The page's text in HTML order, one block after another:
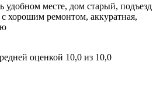
удобном месте, дом старый, подъезд
хорошим ремонтом, аккуратная,
оценкой 10,0 из 10,0